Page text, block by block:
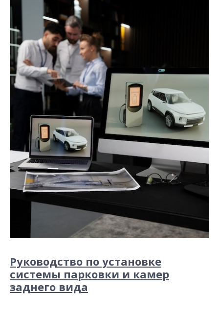
Руководство по установке
системы парковки и камер
заднего вида